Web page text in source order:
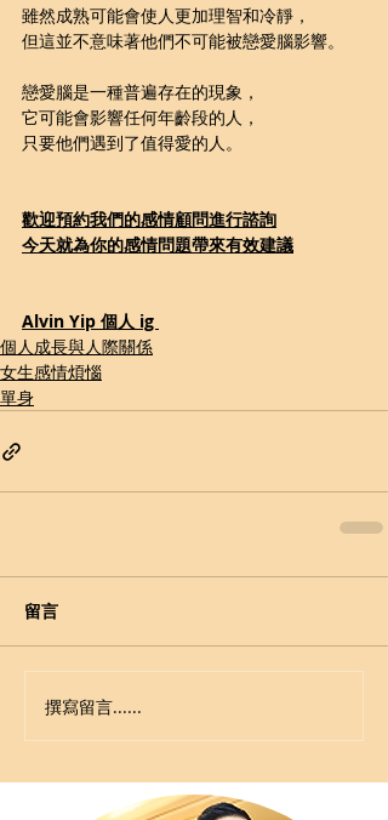
雖然成熟可能會使人更加理智和冷靜，
但這並不意味著他們不可能被戀愛腦影響。
戀愛腦是一種普遍存在的現象，
它可能會影響任何年齡段的人，
只要他們遇到了值得愛的人。
歡迎預約我們的感情顧問進行諮詢
今天就為你的感情問題帶來有效建議
Alvin Yip 個人 ig
個人成長與人際關係
女生感情煩惱
單身
留言
撰寫留言......